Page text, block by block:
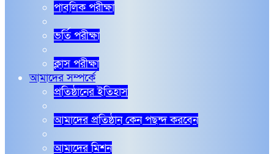
পাবলিক পরীক্ষা
ভর্তি পরীক্ষা
ক্লাস পরীক্ষা
আমাদের সম্পর্কে
প্রতিষ্ঠানের ইতিহাস
আমাদের প্রতিষ্ঠান কেন পছন্দ করবেন
আমাদের মিশন